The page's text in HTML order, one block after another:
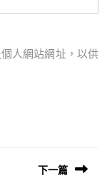
人網站網址，以供
下一篇